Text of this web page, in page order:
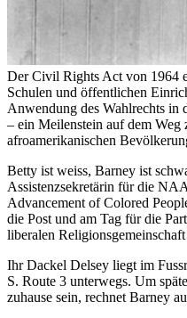
Der Civil Rights Act von 1964
Schulen und öffentlichen
Anwendung des Wahlrechts in
– ein Meilenstein auf dem
afroamerikanischen
Betty ist weiss, Barney ist
Assistenzsekretärin für die
Advancement of Colored
die Post und am Tag für die
liberalen
Ihr Dackel Delsey liegt im
S. Route 3 unterwegs. Um
zuhause sein, rechnet Barney